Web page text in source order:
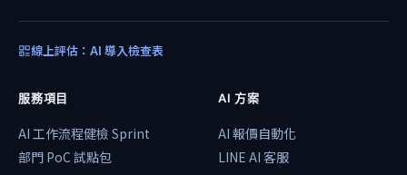
線上評估：AI 導入檢查表
服務項目
AI 工作流程健檢 Sprint
部門 PoC 試點包
AI 方案
AI 報價自動化
LINE AI 客服